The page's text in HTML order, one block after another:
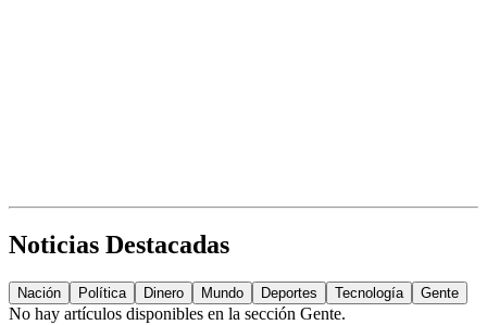
Noticias Destacadas
Nación Política Dinero Mundo Deportes Tecnología Gente
No hay artículos disponibles en la sección Gente.